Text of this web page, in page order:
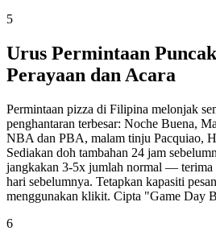
5
Urus Permintaan Puncak
Perayaan dan Acara
Permintaan pizza di Filipina melonjak
penghantaran terbesar: Noche Buena,
NBA dan PBA, malam tinju Pacquiao,
Sediakan doh tambahan 24 jam
jangkakan 3-5x jumlah normal — terima
hari sebelumnya. Tetapkan kapasiti
menggunakan klikit. Cipta "Game Day
6